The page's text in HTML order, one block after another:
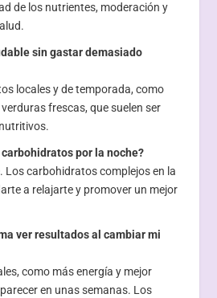
de los nutrientes, moderación y
sin gastar demasiado
locales y de temporada, como
frescas, que suelen ser
por la noche?
Los carbohidratos complejos en la
a relajarte y promover un mejor
ver resultados al cambiar mi
como más energía y mejor
en unas semanas. Los